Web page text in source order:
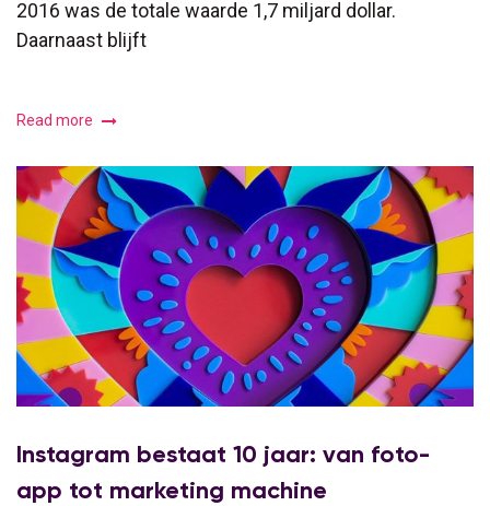
2016 was de totale waarde 1,7 miljard dollar.
Daarnaast blijft
Read more
Instagram bestaat 10 jaar: van foto-
app tot marketing machine